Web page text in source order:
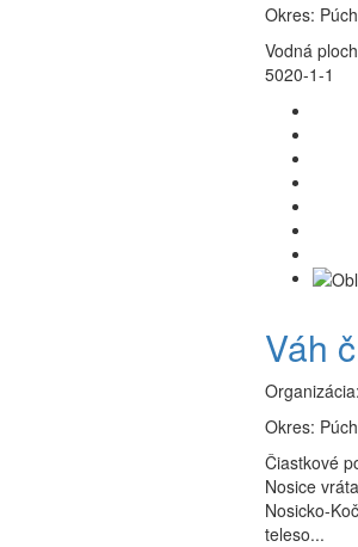
Okres:
Vodná
5020-1-1
Váh
Organizácia:
Okres:
Čiastkové
Nosice
Nosicko-
teleso...